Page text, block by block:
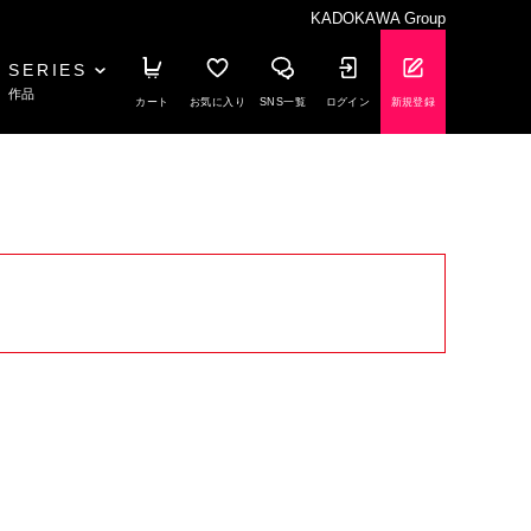
KADOKAWA Group
SERIES
作品
カート お気に入り SNS一覧 ログイン 新規登録